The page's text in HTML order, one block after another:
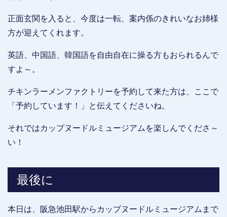
正面玄関を入ると、今度は一転、案内係のきれいなお姉様
方が迎えてくれます。
英語、中国語、韓国語を自由自在に操る方もおられるんで
すよ～。
チキンラーメンファクトリーを予約して来た方は、ここで
「予約しています！」と伝えてくださいね。
それではカップヌードルミュージアムを楽しんでくださ～
い！
最後に
本日は、阪急池田駅からカップヌードルミュージアムまで